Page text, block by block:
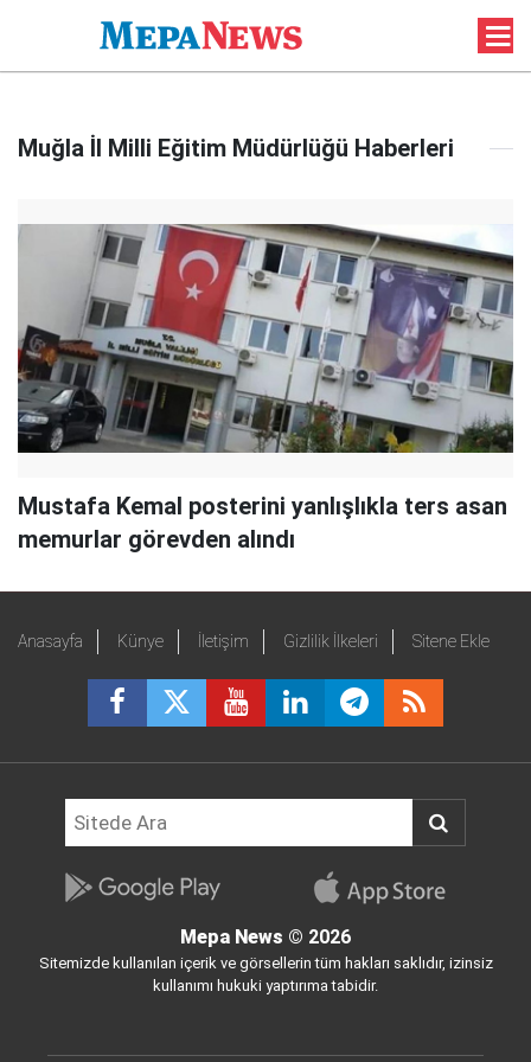
Muğla İl Milli Eğitim Müdürlüğü Haberleri
Mustafa Kemal posterini yanlışlıkla ters asan
memurlar görevden alındı
Anasayfa Künye İletişim Gizlilik İlkeleri Sitene Ekle
Mepa News © 2026
Sitemizde kullanılan içerik ve görsellerin tüm hakları saklıdır, izinsiz
kullanımı hukuki yaptırıma tabidir.